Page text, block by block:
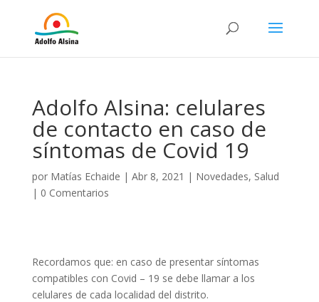
Adolfo Alsina: celulares
de contacto en caso de
síntomas de Covid 19
por Matías Echaide | Abr 8, 2021 | Novedades, Salud
| 0 Comentarios
Recordamos que: en caso de presentar síntomas
compatibles con Covid – 19 se debe llamar a los
celulares de cada localidad del distrito.